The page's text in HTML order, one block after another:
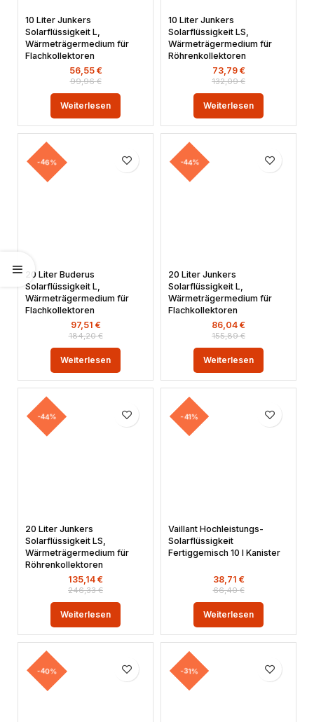
10 Liter Junkers
Solarflüssigkeit L,
Wärmeträgermedium für
Flachkollektoren
99,96€
56,55 €
Weiterlesen
10 Liter Junkers
Solarflüssigkeit LS,
Wärmeträgermedium für
Röhrenkollektoren
132,09€
73,79 €
Weiterlesen
-46%
20 Liter Buderus
Solarflüssigkeit L,
Wärmeträgermedium für
Flachkollektoren
184,20€
97,51 €
Weiterlesen
-44%
20 Liter Junkers
Solarflüssigkeit L,
Wärmeträgermedium für
Flachkollektoren
155,89€
86,04 €
Weiterlesen
-44%
20 Liter Junkers
Solarflüssigkeit LS,
Wärmeträgermedium für
Röhrenkollektoren
246,33€
135,14 €
Weiterlesen
-41%
Vaillant Hochleistungs-
Solarflüssigkeit
Fertiggemisch 10 l Kanister
66,40€
38,71 €
Weiterlesen
-40% -31%